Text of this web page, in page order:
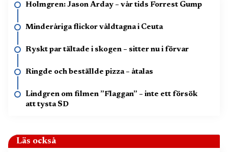
Holmgren: Jason Arday – vår tids Forrest Gump
Minderåriga flickor våldtagna i Ceuta
Ryskt par tältade i skogen – sitter nu i förvar
Ringde och beställde pizza – åtalas
Lindgren om filmen ”Flaggan” – inte ett försök
att tysta SD
Läs också